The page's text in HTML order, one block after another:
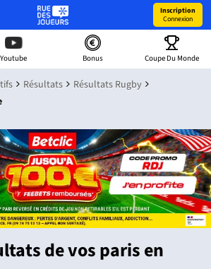
Inscription
Connexion
Youtube Bonus Coupe Du Monde
Résultats
Résultats Rugby
de vos paris en